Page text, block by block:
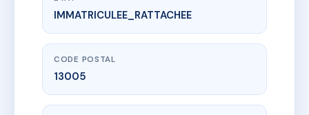
www.vme.plus/AC6578330
150 RUE ABBE DE L'EPEE
150 r abbe de l'epee
IMMATRICULEE_RATTACHEE
CODE POSTAL
13005